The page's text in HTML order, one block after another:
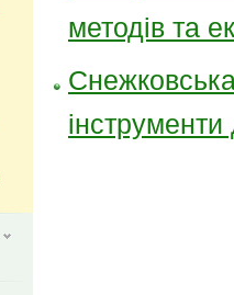
методів та
Снежковська
інструменти